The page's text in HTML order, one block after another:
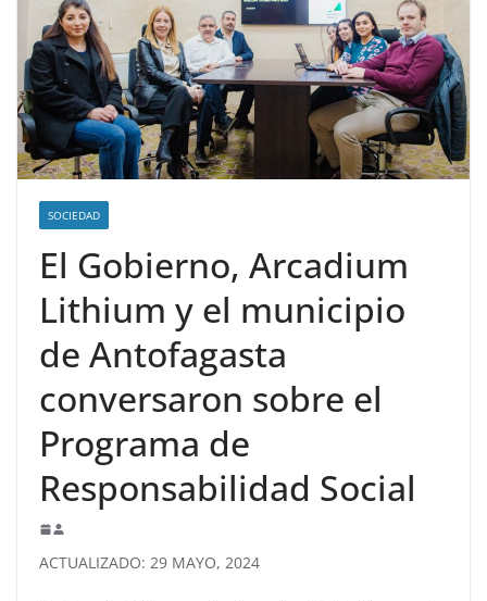
SOCIEDAD
El Gobierno, Arcadium
Lithium y el municipio
de Antofagasta
conversaron sobre el
Programa de
Responsabilidad Social
ACTUALIZADO: 29 MAYO, 2024